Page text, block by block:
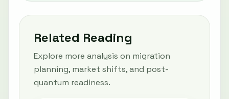
Related Reading
Explore more analysis on migration
planning, market shifts, and post-
quantum readiness.